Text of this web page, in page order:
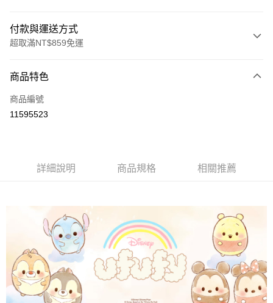
付款與運送方式
超取滿NT$859免運
信用卡一次付款
超商取貨付款
ATM付款
運送方式
全家取貨付款
每筆NT$80，滿NT$899(含以上)免運費
商品特色
商品編號
11595523
詳細說明 商品規格 相關推薦